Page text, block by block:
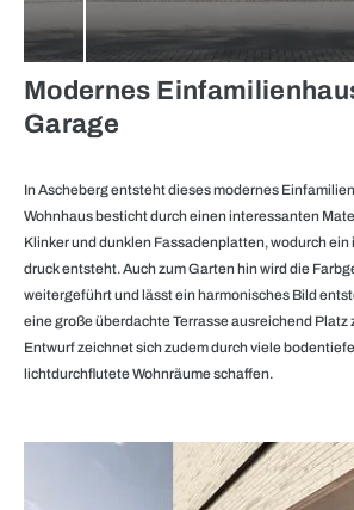
Modernes
Garage
In Ascheberg entsteht dieses modernes
Wohnhaus besticht durch einen interessanten
Klinker und dunklen Fas­saden­platten, wodurch
druck entsteht. Auch zum Garten hin wird die
weitergeführt und lässt ein harmonisches Bild
eine große überdachte Terrasse ausreichend Platz
Entwurf zeichnet sich zudem durch viele
lichtdurchflutete Wohnräume schaffen.